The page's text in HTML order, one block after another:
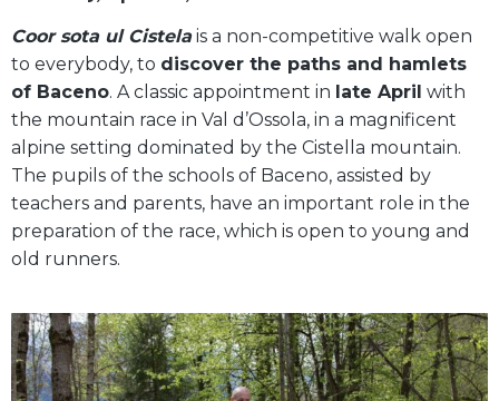
Coor sota ul Cistelais a non-competitive walk open
to everybody, to discover the paths and hamlets
of Baceno. A classic appointment in late April with
the mountain race in Val d’Ossola, in a magnificent
alpine setting dominated by the Cistella mountain.
The pupils of the schools of Baceno, assisted by
teachers and parents, have an important role in the
preparation of the race, which is open to young and
old runners.